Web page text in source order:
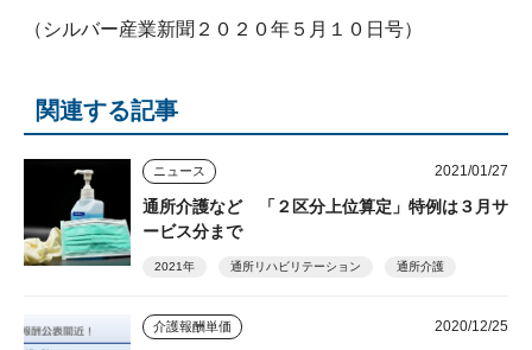
（シルバー産業新聞２０２０年５月１０日号）
関連する記事
ニュース 2021/01/27
通所介護など 「２区分上位算定」特例は３月サ
ービス分まで
2021年 通所リハビリテーション 通所介護
介護報酬単価 2020/12/25